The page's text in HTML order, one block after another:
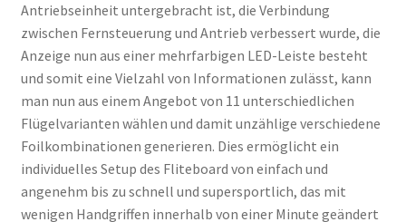
Antriebseinheit untergebracht ist, die Verbindung
zwischen Fernsteuerung und Antrieb verbessert wurde, die
Anzeige nun aus einer mehrfarbigen LED-Leiste besteht
und somit eine Vielzahl von Informationen zulässt, kann
man nun aus einem Angebot von 11 unterschiedlichen
Flügelvarianten wählen und damit unzählige verschiedene
Foilkombinationen generieren. Dies ermöglicht ein
individuelles Setup des Fliteboard von einfach und
angenehm bis zu schnell und supersportlich, das mit
wenigen Handgriffen innerhalb von einer Minute geändert